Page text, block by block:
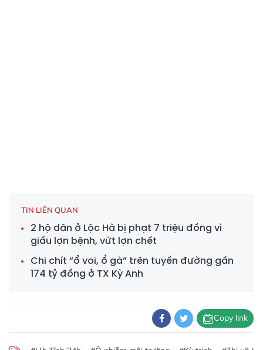
TIN LIÊN QUAN
2 hộ dân ở Lộc Hà bị phạt 7 triệu đồng vì
giấu lợn bệnh, vứt lợn chết
Chi chít “ổ voi, ổ gà” trên tuyến đường gần
174 tỷ đồng ở TX Kỳ Anh
Copy link